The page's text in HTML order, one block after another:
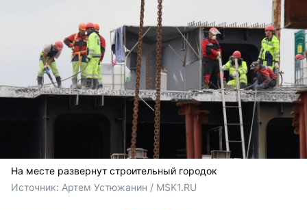
На месте развернут строительный городок
Источник: Артем Устюжанин / MSK1.RU